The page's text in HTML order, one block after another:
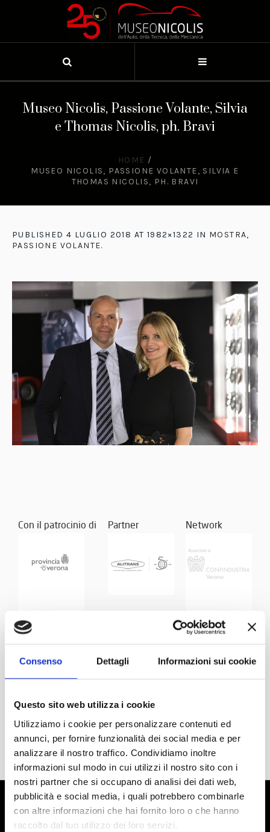
Consenso Dettagli Informazioni sui cookie
Questo sito web utilizza i cookie
Utilizziamo i cookie per personalizzare contenuti ed
annunci, per fornire funzionalità dei social media e per
analizzare il nostro traffico. Condividiamo inoltre
informazioni sul modo in cui utilizzi il nostro sito con i
nostri partner che si occupano di analisi dei dati web,
pubblicità e social media, i quali potrebbero combinarle
con altre informazioni che hai fornito loro o che hanno
raccolto dal tuo utilizzo dei loro servizi.
Museo Nicolis, Passione Volante, Silvia
e Thomas Nicolis, ph. Bravi
HOME /
MUSEO NICOLIS, PASSIONE VOLANTE, SILVIA E
THOMAS NICOLIS, PH. BRAVI
PUBLISHED 4 LUGLIO 2018 AT 1982×1322 IN MOSTRA,
PASSIONE VOLANTE.
Con il patrocinio di Partner Network